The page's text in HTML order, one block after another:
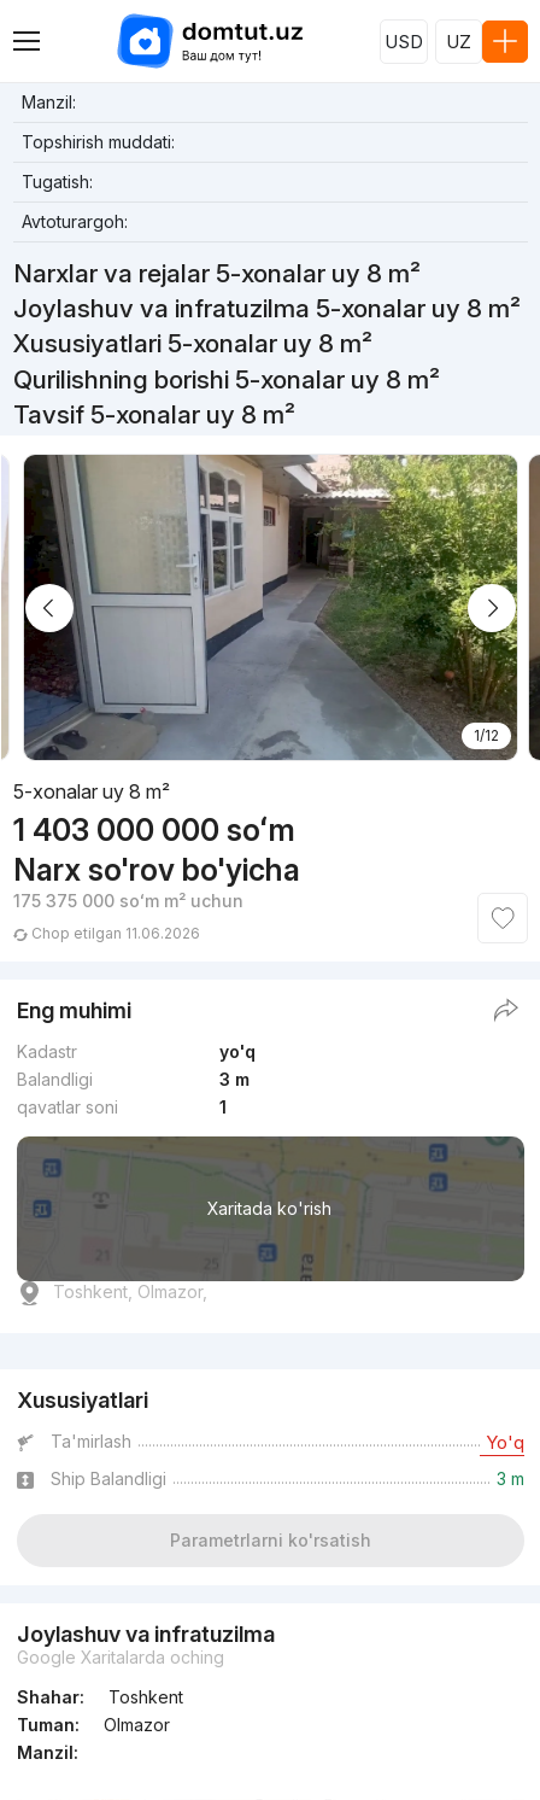
USD UZ
Manzil:
Topshirish muddati:
Tugatish:
Avtoturargoh:
Narxlar va rejalar 5-xonalar uy 8 m²
Joylashuv va infratuzilma 5-xonalar uy 8 m²
Xususiyatlari 5-xonalar uy 8 m²
Qurilishning borishi 5-xonalar uy 8 m²
Tavsif 5-xonalar uy 8 m²
1/12
5-xonalar uy 8 m²
1 403 000 000 soʻm
Narx so'rov bo'yicha
175 375 000 soʻmm² uchun
Chop etilgan 11.06.2026
Eng muhimi
Kadastr
yo'q
Balandligi
3 m
qavatlar soni
1
Xaritada ko'rish
Toshkent, Olmazor,
Xususiyatlari
Ta'mirlash Yo'q
Ship Balandligi 3 m
Parametrlarni ko'rsatish
Joylashuv va infratuzilma
Google Xaritalarda oching
Shahar:
Toshkent
Tuman:
Olmazor
Manzil: